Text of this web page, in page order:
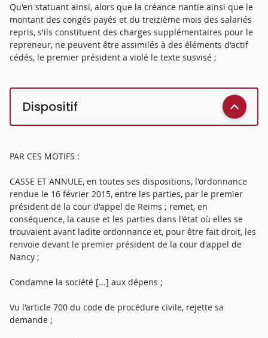
Qu'en statuant ainsi, alors que la créance nantie ainsi que le
montant des congés payés et du treizième mois des salariés
repris, s'ils constituent des charges supplémentaires pour le
repreneur, ne peuvent être assimilés à des éléments d'actif
cédés, le premier président a violé le texte susvisé ;
Dispositif
PAR CES MOTIFS :
CASSE ET ANNULE, en toutes ses dispositions, l'ordonnance
rendue le 16 février 2015, entre les parties, par le premier
président de la cour d'appel de Reims ; remet, en
conséquence, la cause et les parties dans l'état où elles se
trouvaient avant ladite ordonnance et, pour être fait droit, les
renvoie devant le premier président de la cour d'appel de
Nancy ;
Condamne la société [...] aux dépens ;
Vu l'article 700 du code de procédure civile, rejette sa
demande ;